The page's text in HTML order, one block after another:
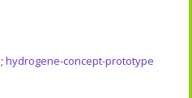
;hydrogene-concept-prototype